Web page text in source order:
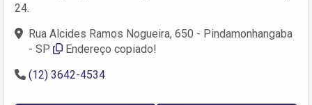
24.
Rua Alcides Ramos Nogueira, 650 - Pindamonhangaba
- SP
Endereço copiado!
(12) 3642-4534